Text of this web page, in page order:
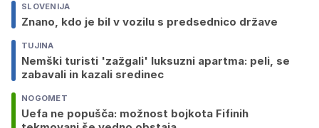
SLOVENIJA
Znano, kdo je bil v vozilu s predsednico države
TUJINA
Nemški turisti 'zažgali' luksuzni apartma: peli, se
zabavali in kazali sredinec
NOGOMET
Uefa ne popušča: možnost bojkota Fifinih